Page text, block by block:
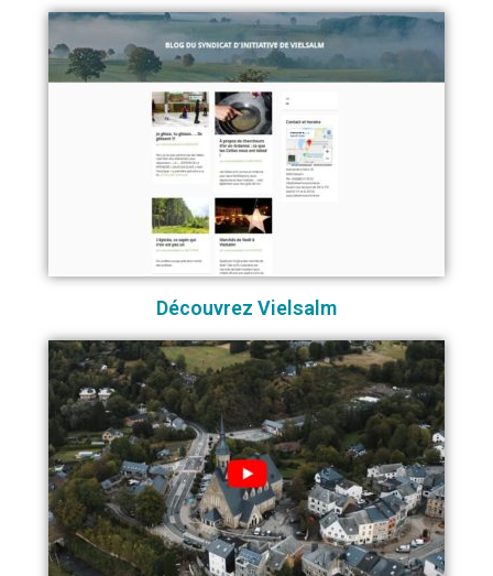
Découvrez Vielsalm